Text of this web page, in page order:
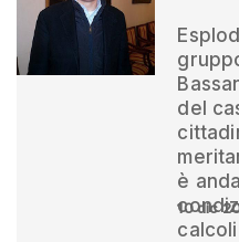
del
è
10 dic